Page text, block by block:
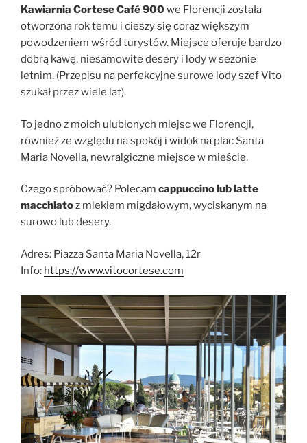
Kawiarnia Cortese Café 900we Florencji została
otworzona rok temu i cieszy się coraz większym
powodzeniem wśród turystów. Miejsce oferuje bardzo
dobrą kawę, niesamowite desery i lody w sezonie
letnim. (Przepisu na perfekcyjne surowe lody szef Vito
szukał przez wiele lat).
To jedno z moich ulubionych miejsc we Florencji,
również ze względu na spokój i widok na plac Santa
Maria Novella, newralgiczne miejsce w mieście.
Czego spróbować? Polecam cappuccino lub latte
macchiatoz mlekiem migdałowym, wyciskanym na
surowo lub desery.
Adres: Piazza Santa Maria Novella, 12r
Info: https://www.vitocortese.com